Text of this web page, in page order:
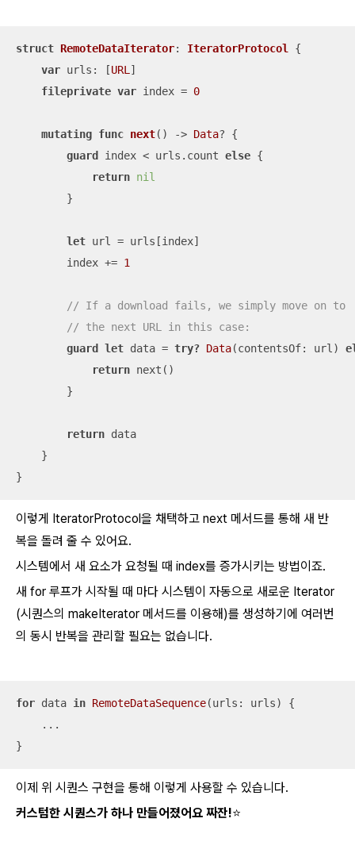
struct RemoteDataIterator: IteratorProtocol
{
var urls: [URL ]
fileprivate var index = 0
mutating func next() -> Data? {
guard
index < urls.count else {
return nil
        }
let url = urls[index]
        index
+= 1
// If a download fails, we simply move on to
// the next URL in this case:
guard
let data = try? Data(contentsOf: url)
return next()
        }
return data
    }
}
이렇게 IteratorProtocol을 채택하고 next 메서드를 통해 새 반
복을 돌려 줄 수 있어요.
시스템에서 새 요소가 요청될 때 index를 증가시키는 방법이죠.
새 for 루프가 시작될 때 마다 시스템이 자동으로 새로운 Iterator
(시퀀스의 makeIterator 메서드를 이용해)를 생성하기에 여러번
의 동시 반복을 관리할 필요는 없습니다.
for data in RemoteDataSequence(urls: urls) {
...
}
이제 위 시퀀스 구현을 통해 이렇게 사용할 수 있습니다.
커스텀한 시퀀스가 하나 만들어졌어요 짜잔!⭐️